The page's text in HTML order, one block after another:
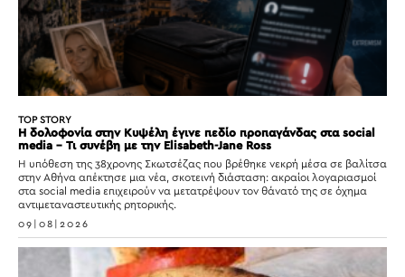
TOP STORY
Η δολοφονία στην Κυψέλη έγινε πεδίο προπαγάνδας στα social
media – Τι συνέβη με την Elisabeth-Jane Ross
Η υπόθεση της 38χρονης Σκωτσέζας που βρέθηκε νεκρή μέσα σε βαλίτσα
στην Αθήνα απέκτησε μια νέα, σκοτεινή διάσταση: ακραίοι λογαριασμοί
στα social media επιχειρούν να μετατρέψουν τον θάνατό της σε όχημα
αντιμεταναστευτικής ρητορικής.
09|08|2026